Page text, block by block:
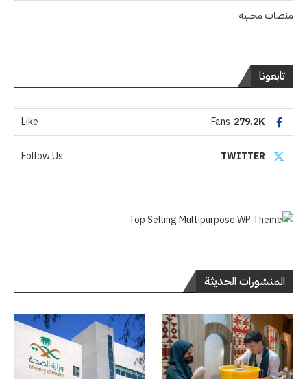
منصات محلية
تابعونا
279.2K
Fans
Like
TWITTER
Follow Us
المنشورات الحديثة